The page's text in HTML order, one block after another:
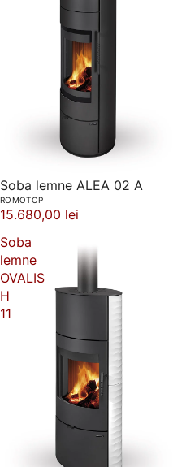
Soba lemne ALEA 02 A
ROMOTOP
15.680,00 lei
Soba
lemne
OVALIS
H
11